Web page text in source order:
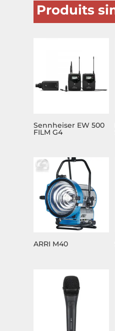
Produits
Sennheiser EW 500
FILM G4
ARRI M40